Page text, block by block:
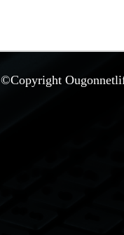
©Copyright